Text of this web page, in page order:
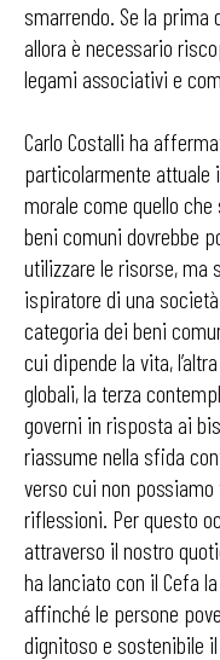
smarrendo. Se la prima
allora è necessario
legami associativi e
Carlo Costalli ha
particolarmente attuale
morale come quello
beni comuni dovrebbe
utilizzare le risorse, ma
ispiratore di una
categoria dei beni
cui dipende la vita,
globali, la terza
governi in risposta ai
riassume nella sfida
verso cui non
riflessioni. Per questo
attraverso il nostro
ha lanciato con il Cefa
affinché le persone
dignitoso e sostenibile